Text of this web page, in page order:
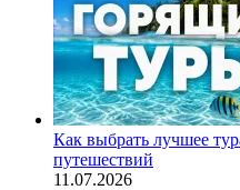
Как выбрать лучшее
путешествий
11.07.2026